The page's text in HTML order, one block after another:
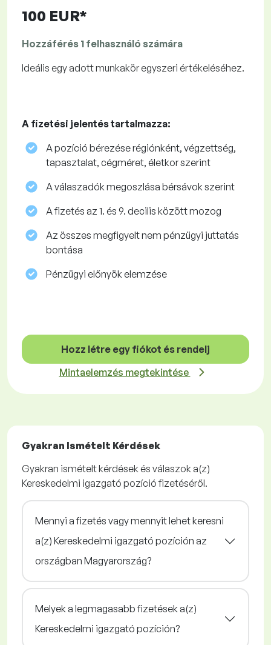
100 EUR*
Hozzáférés 1 felhasználó számára
Ideális egy adott munkakör egyszeri értékeléséhez.
A fizetési jelentés tartalmazza:
A pozíció bérezése régiónként, végzettség,
tapasztalat, cégméret, életkor szerint
A válaszadók megoszlása ​​bérsávok szerint
A fizetés az 1. és 9. decilis között mozog
Az összes megfigyelt nem pénzügyi juttatás
bontása
Pénzügyi előnyök elemzése
Hozz létre egy fiókot és rendelj
Mintaelemzés megtekintése
Gyakran Ismételt Kérdések
Gyakran ismételt kérdések és válaszok a(z)
Kereskedelmi igazgató pozíció fizetéséről.
Mennyi a fizetés vagy mennyit lehet keresni
a(z) Kereskedelmi igazgató pozíción az
országban Magyarország?
Melyek a legmagasabb fizetések a(z)
Kereskedelmi igazgató pozíción?